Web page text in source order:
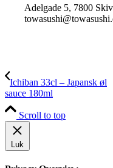
Adelgade 5, 7800
Ichiban 33cl – Japansk øl
sauce 180ml
Scroll to top
Luk